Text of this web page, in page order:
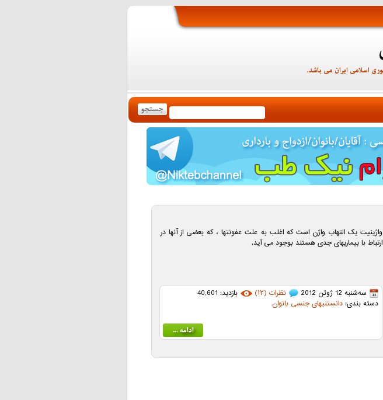
واژینیت یک التهاب واژن است که اغلب به علت عفونتها ، که بعضی از آنها در
ارتباط با بیماریهای جدی هستند بوجود می آید.
سه‌شنبه 12 ژوئن 2012 نظرات (۱۲)
بازدید: 40,601
دسته بندی:دانستنیهای جنسی بانوان